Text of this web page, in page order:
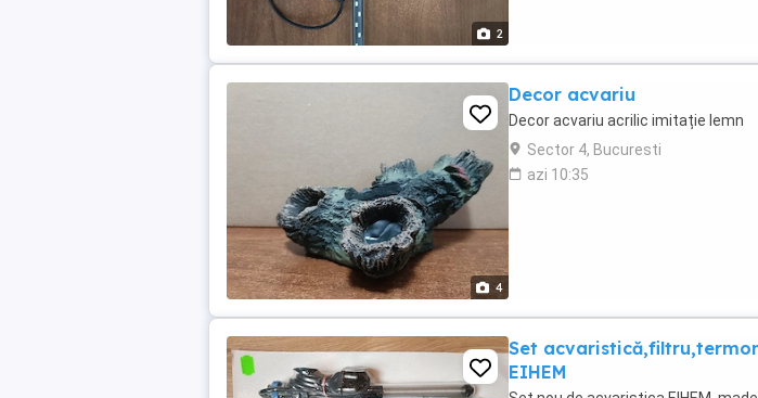
2
4
Decor acvariu
Decor acvariu acrilic imitație lemn
Sector 4, Bucuresti
azi 10:35
Set
EIHEM